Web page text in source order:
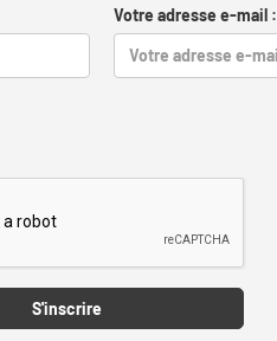
Votre adresse e-mail :
S'inscrire